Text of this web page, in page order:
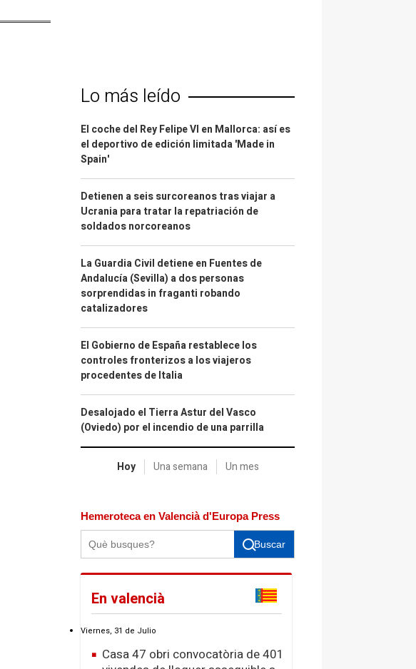
Lo más leído
El coche del Rey Felipe VI en Mallorca: así es
el deportivo de edición limitada 'Made in
Spain'
Detienen a seis surcoreanos tras viajar a
Ucrania para tratar la repatriación de
soldados norcoreanos
La Guardia Civil detiene en Fuentes de
Andalucía (Sevilla) a dos personas
sorprendidas in fraganti robando
catalizadores
El Gobierno de España restablece los
controles fronterizos a los viajeros
procedentes de Italia
Desalojado el Tierra Astur del Vasco
(Oviedo) por el incendio de una parrilla
Hoy Una semana Un mes
Hemeroteca en Valencià d'Europa Press
Buscar
En valencià
Viernes, 31 de Julio
Casa 47 obri convocatòria de 401